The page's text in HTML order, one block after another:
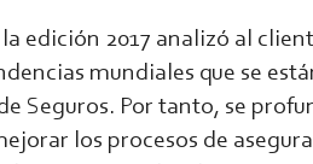
la edición 2017 analizó al
mundiales que se
Seguros. Por tanto, se
los procesos de